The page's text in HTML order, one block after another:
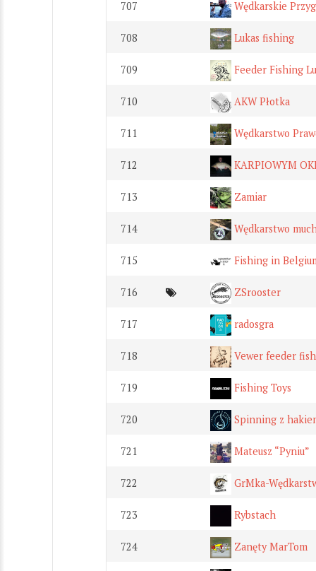
707 Wędkarskie
708 Lukas fishing
709 Feeder Fishing
710 AKW Płotka
711 Wędkarstwo
712 KARPIOWYM
713 Zamiar
714 Wędkarstwo
715 Fishing in
716 ZSrooster
717 radosgra
718 Vewer feeder
719 Fishing Toys
720 Spinning z
721 Mateusz “Pyniu”
722 GrMka-
723 Rybstach
724 Zanęty MarTom